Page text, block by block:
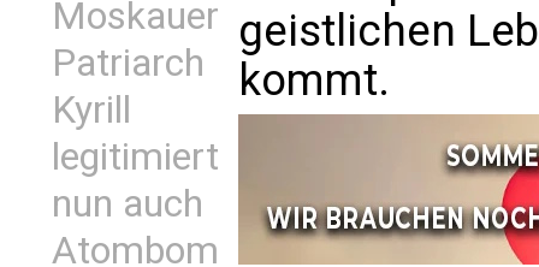
Moskauer
Patriarch
Kyrill
legitimiert
nun auch
Atombom
geistlichen
kommt.